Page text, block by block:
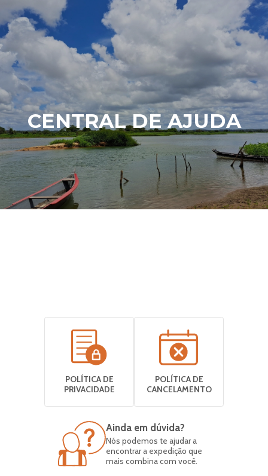
CENTRAL DE AJUDA
POLÍTICA DE
PRIVACIDADE
POLÍTICA DE
CANCELAMENTO
Ainda em dúvida?
Nós podemos te ajudar a
encontrar a expedição que
mais combina com você.